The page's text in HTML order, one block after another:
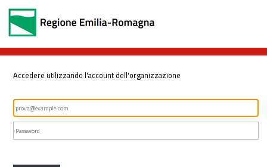
Accedere utilizzando l'account dell'organizzazione